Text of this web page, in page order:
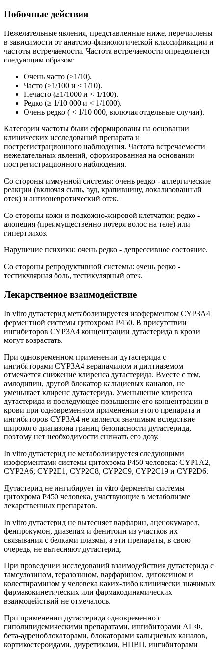
Побочные действия
Нежелательные явления, представленные ниже, перечислены
в зависимости от анатомо-физиологической классификации и
частоты встречаемости. Частота встречаемости определяется
следующим образом:
Очень часто (≥1/10).
Часто (≥1/100 и < 1/10).
Нечасто (≥1/1000 и < 1/100).
Редко (≥ 1/10 000 и < 1/1000).
Очень редко ( < 1/10 000, включая отдельные случаи).
Категории частоты были сформированы на основании
клинических исследований препарата и
пострегистрационного наблюдения. Частота встречаемости
нежелательных явлений, сформированная на основании
пострегистрационного наблюдения.
Со стороны иммунной системы: очень редко - аллергические
реакции (включая сыпь, зуд, крапивницу, локализованный
отек) и ангионевротический отек.
Со стороны кожи и подкожно-жировой клетчатки: редко -
алопеция (преимущественно потеря волос на теле) или
гипертрихоз.
Нарушение психики: очень редко - депрессивное состояние.
Со стороны репродуктивной системы: очень редко -
тестикулярная боль, тестикулярный отек.
Лекарственное взаимодействие
In vitro дутастерид метаболизируется изоферментом CYP3A4
ферментной системы цитохрома Р450. В присутствии
ингибиторов CYP3A4 концентрации дутастерида в крови
могут возрастать.
При одновременном применении дутастерида с
ингибиторами CYP3A4 верапамилом и дилтиаземом
отмечается снижение клиренса дутастерида. Вместе с тем,
амлодипин, другой блокатор кальциевых каналов, не
уменьшает клиренс дутастерида. Уменьшение клиренса
дутастерида и последующее повышение его концентрации в
крови при одновременном применении этого препарата и
ингибиторов CYP3A4 не является значимым вследствие
широкого диапазона границ безопасности дутастерида,
поэтому нет необходимости снижать его дозу.
In vitro дутастерид не метаболизируется следующими
изоферментами системы цитохрома Р450 человека: CYP1A2,
CYP2A6, CYP2E1, CYP2C8, CYP2C9, CYP2C19 и CYP2D6.
Дутастерид не ингибирует in vitro ферменты системы
цитохрома Р450 человека, участвующие в метаболизме
лекарственных препаратов.
In vitro дутастерид не вытесняет варфарин, аценокумарол,
фенпрокумон, диазепам и фенитоин из участков их
связывания с белками плазмы, а эти препараты, в свою
очередь, не вытесняют дутастерид.
При проведении исследований взаимодействия дутастерида с
тамсулозином, теразозином, варфарином, дигоксином и
колестирамином у человека каких-либо клинически значимых
фармакокинетических или фармакодинамических
взаимодействий не отмечалось.
При применении дутастерида одновременно с
гиполипидемическими препаратами, ингибиторами АПФ,
бета-адреноблокаторами, блокаторами кальциевых каналов,
кортикостероидами, диуретиками, НПВП, ингибиторами